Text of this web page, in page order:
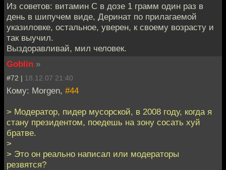
Из советов: витамин С в дозе 1 грамм один раз в
день в шипучем виде, Деринат по прилагаемой
указиловке, остальное, уверен, к своему возрасту и
так выучил.
Выздоравливай, мил человек.
Goblin »
#72 | 18.12.07 21:40
Кому: Morgen, #44
> Модератор, пидер мусорской, в 2008 году, когда я
стану президентом, поедешь на зону сосать хуй
братве.
>
> Это он реально написал или модераторы
резвятся?